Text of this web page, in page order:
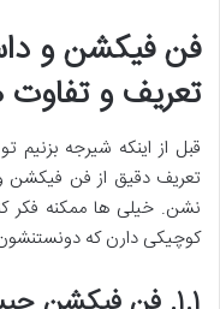
فن فیکشن و
تعریف و تفاوت
قبل از اینکه شیرجه بزنیم
تعریف دقیق از فن فیکشن
نشن. خیلی ها ممکنه فکر
کوچیکی دارن که